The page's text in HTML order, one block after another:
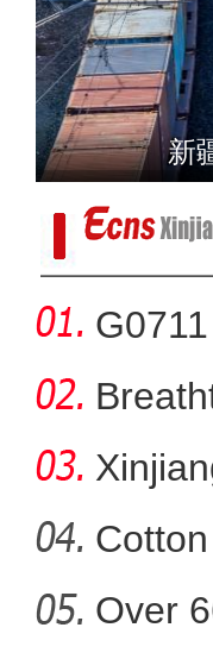
新
阿
新
in
Over